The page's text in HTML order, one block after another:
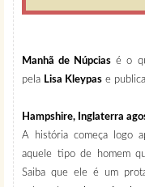
Manhã de Núpcias é o
pela Lisa Kleypas e
Hampshire, Inglaterra
A história começa logo
aquele tipo de homem
Saiba que ele é um